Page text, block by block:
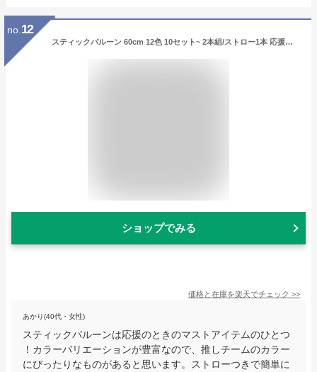
no. 12
スティックバルーン 60cm 12色 10セット~ 2本組/ストロー1本 応援グッズ 応援バルーン 応援 バルーン 甲子園 高校 中学校 小学校 社会人 バレーボール サッカー 野球 バスケットボール イベント 運動会 体育祭 コンサート 赤 青 黄 緑 白 オレンジ ピンク 紺 えんじ 紫 黒
ショップでみる
価格と在庫を楽天でチェック >>
あかり(40代・女性)
スティックバルーンは応援のときのマストアイテムのひとつ
！カラーバリエーションが豊富なので、推しチームのカラー
にぴったりなものがあると思います。ストローつきで簡単に